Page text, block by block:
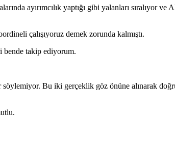
ayırımcılık yaptığı gibi yalanları sıralıyor
çalışıyoruz demek zorunda kalmıştı.
bende takip ediyorum.
söylemiyor. Bu iki gerçeklik göz önüne alınarak